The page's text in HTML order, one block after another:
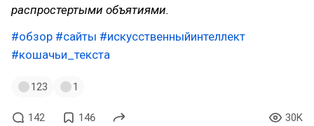
распростертыми объятиями.
#обзор #сайты #искусственныйинтеллект
#кошачьи_текста
123 1
142 146 30K